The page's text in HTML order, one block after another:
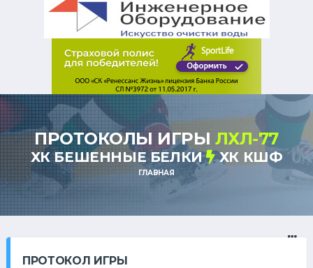
ПРОТОКОЛЫ ИГРЫ ЛХЛ-77
ХК БЕШЕННЫЕ БЕЛКИ ХК КШФ
ГЛАВНАЯ
ПРОТОКОЛ ИГРЫ